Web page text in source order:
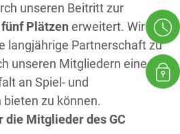
unseren Beitritt zur
Plätzen erweitert. Wir
langjährige Partnerschaft zu
unseren Mitgliedern eine
an Spiel- und
zu können.
die Mitglieder des GC